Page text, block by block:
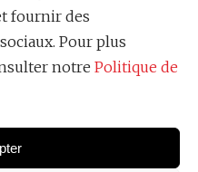
fournir des
Pour plus
notre Politique de